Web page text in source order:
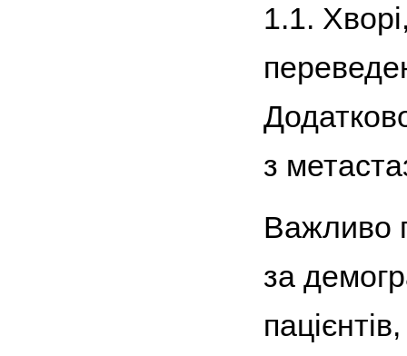
1.1.
з
Важливо
за